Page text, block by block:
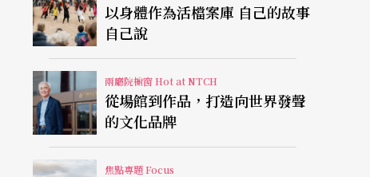
以身體作為活檔案庫 自己的故事
自己說
兩廳院櫥窗 Hot at NTCH
從場館到作品，打造向世界發聲
的文化品牌
焦點專題 Focus